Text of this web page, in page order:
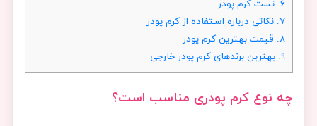
6. تست کرم پودر
7. نکاتی درباره استفاده از کرم پودر
8. قیمت بهترین کرم پودر
9. بهترین برندهای کرم پودر خارجی
چه نوع کرم پودری مناسب است؟